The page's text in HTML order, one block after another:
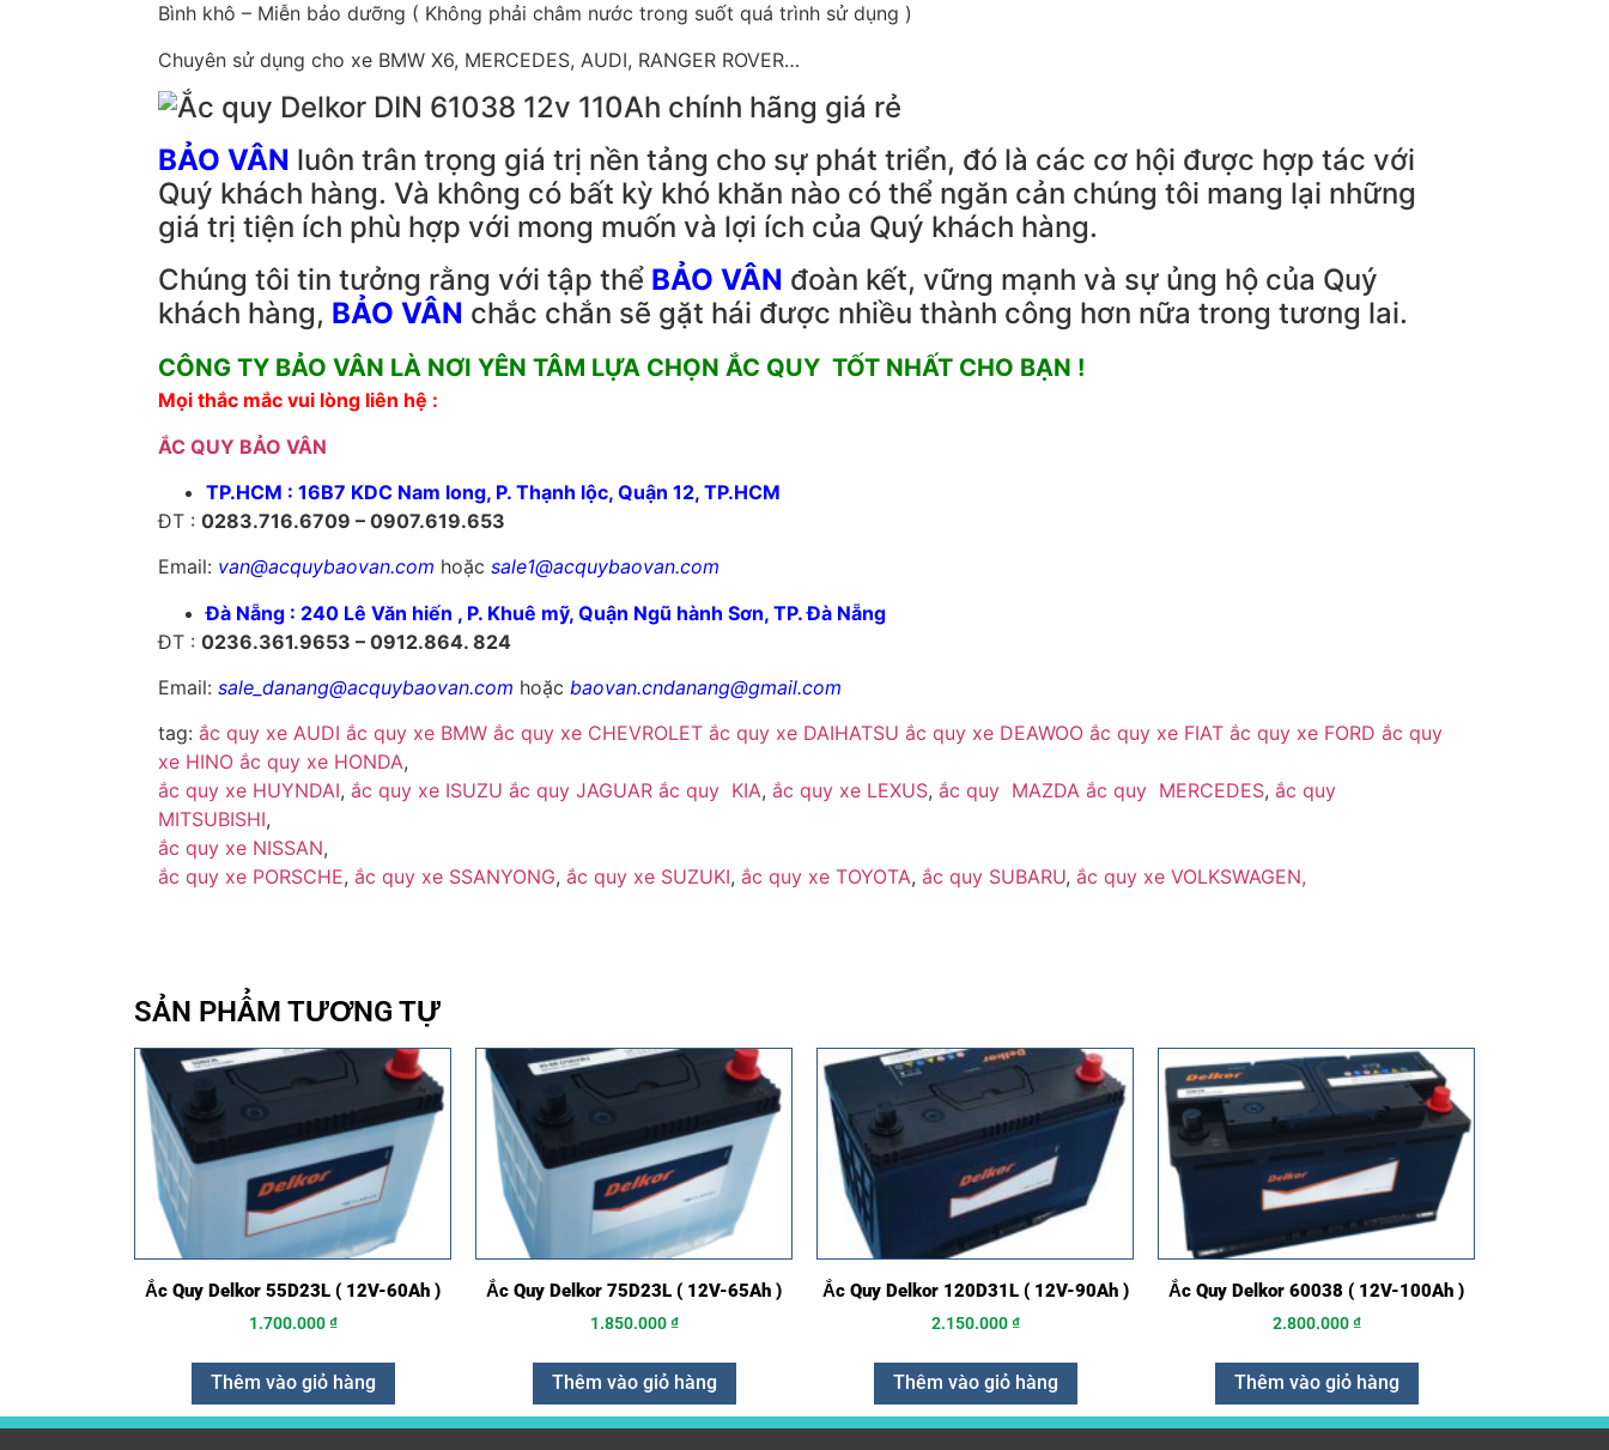
Bình khô – Miễn bảo dưỡng ( Không phải châm nước trong suốt quá trình sử dụng )
Chuyên sử dụng cho xe BMW X6, MERCEDES, AUDI, RANGER ROVER…
BẢO VÂN luôn trân trọng giá trị nền tảng cho sự phát triển, đó là các cơ hội được hợp tác với
Quý khách hàng. Và không có bất kỳ khó khăn nào có thể ngăn cản chúng tôi mang lại những
giá trị tiện ích phù hợp với mong muốn và lợi ích của Quý khách hàng.
Chúng tôi tin tưởng rằng với tập thể BẢO VÂN đoàn kết, vững mạnh và sự ủng hộ của Quý
khách hàng, BẢO VÂN chắc chắn sẽ gặt hái được nhiều thành công hơn nữa trong tương lai.
CÔNG TY BẢO VÂN LÀ NƠI YÊN TÂM LỰA CHỌN ẮC QUY TỐT NHẤT CHO BẠN !
Mọi thắc mắc vui lòng liên hệ :
ẮC QUY BẢO VÂN
TP.HCM : 16B7 KDC Nam long, P. Thạnh lộc, Quận 12, TP.HCM
ĐT : 0283.716.6709 – 0907.619.653
Email: van@acquybaovan.com hoặc sale1@acquybaovan.com
Đà Nẵng : 240 Lê Văn hiến , P. Khuê mỹ, Quận Ngũ hành Sơn, TP. Đà Nẵng
ĐT : 0236.361.9653 – 0912.864. 824
Email: sale_danang@acquybaovan.com hoặc baovan.cndanang@gmail.com
tag: ắc quy xe AUDI ắc quy xe BMW ắc quy xe CHEVROLET ắc quy xe DAIHATSU ắc quy xe DEAWOO ắc quy xe FIAT ắc quy xe FORD ắc quy
xe HINO ắc quy xe HONDA,
ắc quy xe HUYNDAI, ắc quy xe ISUZU ắc quy JAGUAR ắc quy KIA, ắc quy xe LEXUS, ắc quy MAZDA ắc quy MERCEDES, ắc quy
MITSUBISHI,
ắc quy xe NISSAN,
ắc quy xe PORSCHE, ắc quy xe SSANYONG, ắc quy xe SUZUKI, ắc quy xe TOYOTA, ắc quy SUBARU, ắc quy xe VOLKSWAGEN,
SẢN PHẨM TƯƠNG TỰ
Ắc Quy Delkor 55D23L ( 12V-60Ah )
1.700.000₫
Thêm vào giỏ hàng
Ắc Quy Delkor 75D23L ( 12V-65Ah )
1.850.000₫
Thêm vào giỏ hàng
Ắc Quy Delkor 120D31L ( 12V-90Ah )
2.150.000₫
Thêm vào giỏ hàng
Ắc Quy Delkor 60038 ( 12V-100Ah )
2.800.000₫
Thêm vào giỏ hàng